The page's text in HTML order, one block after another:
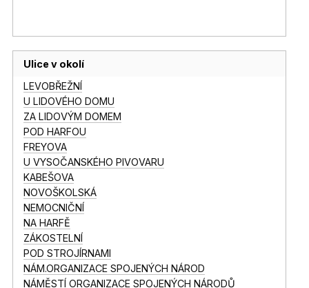
Ulice v okolí
LEVOBŘEŽNÍ
U LIDOVÉHO DOMU
ZA LIDOVÝM DOMEM
POD HARFOU
FREYOVA
U VYSOČANSKÉHO PIVOVARU
KABEŠOVA
NOVOŠKOLSKÁ
NEMOCNIČNÍ
NA HARFĚ
ZÁKOSTELNÍ
POD STROJÍRNAMI
NÁM.ORGANIZACE SPOJENÝCH NÁROD
NÁMĚSTÍ ORGANIZACE SPOJENÝCH NÁRODŮ